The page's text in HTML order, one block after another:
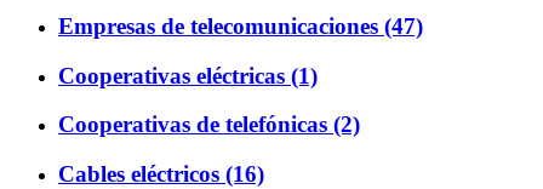
Empresas de telecomunicaciones (47)
Cooperativas eléctricas (1)
Cooperativas de telefónicas (2)
Cables eléctricos (16)